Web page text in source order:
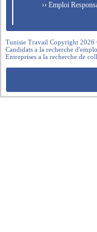
›› Emploi
Tunisie Travail Copyright
Candidats a la recherche
Entreprises a la recherche de